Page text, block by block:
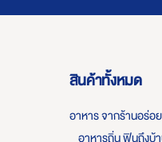
สินค้าทั้งหมด
อาหาร จากร้านอร่อ
อาหารถิ่น ฟินถึงบ้